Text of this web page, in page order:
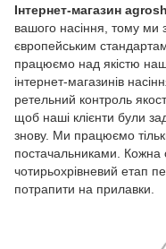
Інтернет-магазин
вашого насіння, тому ми
європейським
працюємо над якістю
інтернет-магазинів
ретельний контроль
щоб наші клієнти були
знову. Ми працюємо
постачальниками. Кожна
чотирьохрівневий етап
потрапити на прилавки.